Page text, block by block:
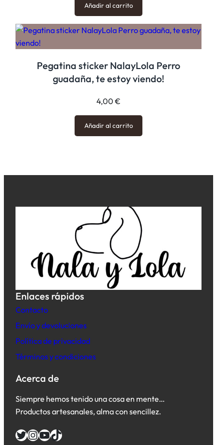
Añadir al carrito
Pegatina sticker NalayLola Perro
guadaña, te estoy viendo!
4,00 €
Añadir al carrito
Enlaces rápidos
Contacto
Envío y devoluciones
Política de privacidad
Términos y condiciones
Acerca de
Siempre hemos tenido una cosa en mente…
Productos artesanales, alma con sencillez.
Twitter InstagramYouTube TikTok